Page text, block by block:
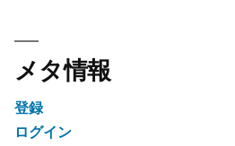
メタ情報
登録
ログイン